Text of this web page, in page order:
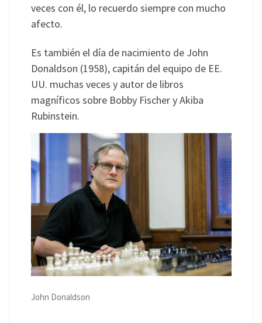
veces con él, lo recuerdo siempre con mucho
afecto.
Es también el día de nacimiento de John
Donaldson (1958), capitán del equipo de EE.
UU. muchas veces y autor de libros
magníficos sobre Bobby Fischer y Akiba
Rubinstein.
John Donaldson